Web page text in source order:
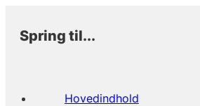
Spring til...
Hovedindhold